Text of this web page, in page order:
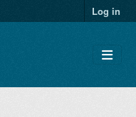
Log in